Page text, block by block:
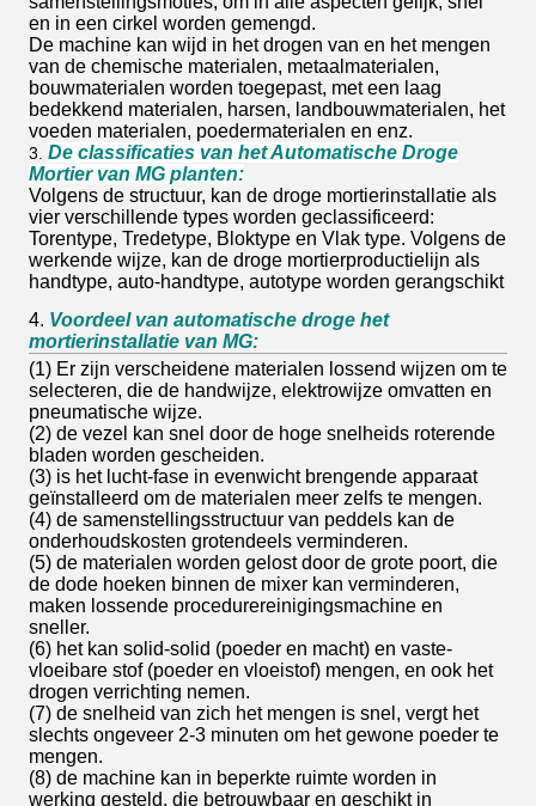
en in een cirkel worden gemengd.
De machine kan wijd in het drogen van en het mengen
van de chemische materialen, metaalmaterialen,
bouwmaterialen worden toegepast, met een laag
bedekkend materialen, harsen, landbouwmaterialen, het
voeden materialen, poedermaterialen en enz.
3. De classificaties van het Automatische Droge
Mortier van MG planten:
Volgens de structuur, kan de droge mortierinstallatie als
vier verschillende types worden geclassificeerd:
Torentype, Tredetype, Bloktype en Vlak type. Volgens de
werkende wijze, kan de droge mortierproductielijn als
handtype, auto-handtype, autotype worden gerangschikt
4. Voordeel van automatische droge het
mortierinstallatie van MG:
(1) Er zijn verscheidene materialen lossend wijzen om te
selecteren, die de handwijze, elektrowijze omvatten en
pneumatische wijze.
(2) de vezel kan snel door de hoge snelheids roterende
bladen worden gescheiden.
(3) is het lucht-fase in evenwicht brengende apparaat
geïnstalleerd om de materialen meer zelfs te mengen.
(4) de samenstellingsstructuur van peddels kan de
onderhoudskosten grotendeels verminderen.
(5) de materialen worden gelost door de grote poort, die
de dode hoeken binnen de mixer kan verminderen,
maken lossende procedurereinigingsmachine en
sneller.
(6) het kan solid-solid (poeder en macht) en vaste-
vloeibare stof (poeder en vloeistof) mengen, en ook het
drogen verrichting nemen.
(7) de snelheid van zich het mengen is snel, vergt het
slechts ongeveer 2-3 minuten om het gewone poeder te
mengen.
(8) de machine kan in beperkte ruimte worden in
werking gesteld, die betrouwbaar en geschikt in